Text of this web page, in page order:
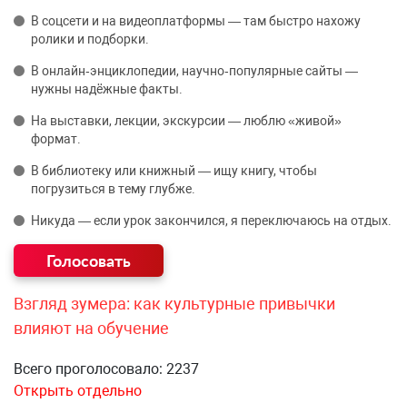
В соцсети и на видеоплатформы — там быстро нахожу
ролики и подборки.
В онлайн‑энциклопедии, научно‑популярные сайты —
нужны надёжные факты.
На выставки, лекции, экскурсии — люблю «живой»
формат.
В библиотеку или книжный — ищу книгу, чтобы
погрузиться в тему глубже.
Никуда — если урок закончился, я переключаюсь на отдых.
Взгляд зумера: как культурные привычки
влияют на обучение
Всего проголосовало: 2237
Открыть отдельно